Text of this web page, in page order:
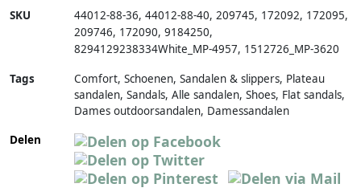
SKU 44012-88-36, 44012-88-40, 209745, 172092, 172095,
209746, 172090, 9184250,
8294129238334White_MP-4957, 1512726_MP-3620
Tags
Comfort, Schoenen, Sandalen & slippers, Plateau
sandalen, Sandals, Alle sandalen, Shoes, Flat sandals,
Dames outdoorsandalen, Damessandalen
Delen